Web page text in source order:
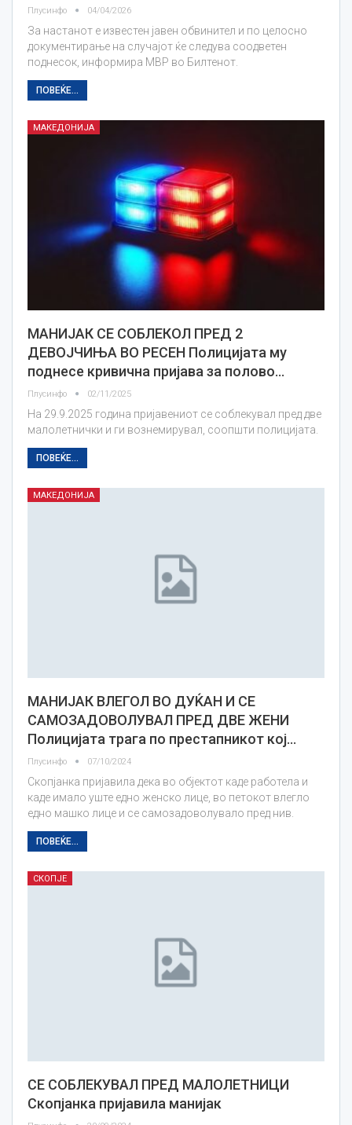
Плусинфо 04/04/2026
За настанот е известен јавен обвинител и по целосно
документирање на случајот ќе следува соодветен
поднесок, информира МВР во Билтенот.
ПОВЕЌЕ...
МАКЕДОНИЈА
МАНИЈАК СЕ СОБЛЕКОЛ ПРЕД 2
ДЕВОЈЧИЊА ВО РЕСЕН Полицијата му
поднесе кривична пријава за полово…
Плусинфо 02/11/2025
На 29.9.2025 година пријавениот се соблекувал пред две
малолетнички и ги вознемирувал, соопшти полицијата.
ПОВЕЌЕ...
МАКЕДОНИЈА
МАНИЈАК ВЛЕГОЛ ВО ДУЌАН И СЕ
САМОЗАДОВОЛУВАЛ ПРЕД ДВЕ ЖЕНИ
Полицијата трага по престапникот кој…
Плусинфо 07/10/2024
Скопјанка пријавила дека во објектот каде работела и
каде имало уште едно женско лице, во петокот влегло
едно машко лице и се самозадоволувало пред нив.
ПОВЕЌЕ...
СКОПЈЕ
СЕ СОБЛЕКУВАЛ ПРЕД МАЛОЛЕТНИЦИ
Скопјанка пријавила манијак